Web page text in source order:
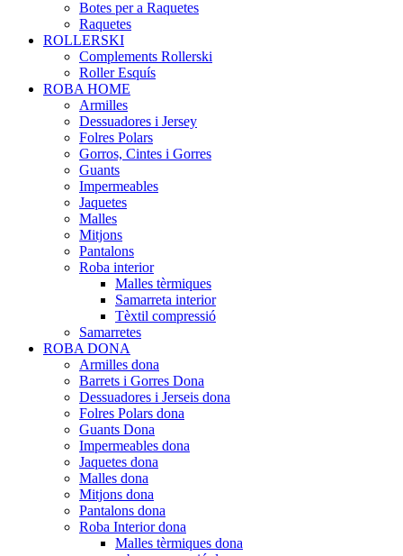
Botes per a Raquetes
Raquetes
ROLLERSKI
Complements Rollerski
Roller Esquís
ROBA HOME
Armilles
Dessuadores i Jersey
Folres Polars
Gorros, Cintes i Gorres
Guants
Impermeables
Jaquetes
Malles
Mitjons
Pantalons
Roba interior
Malles tèrmiques
Samarreta interior
Tèxtil compressió
Samarretes
ROBA DONA
Armilles dona
Barrets i Gorres Dona
Dessuadores i Jerseis dona
Folres Polars dona
Guants Dona
Impermeables dona
Jaquetes dona
Malles dona
Mitjons dona
Pantalons dona
Roba Interior dona
Malles tèrmiques dona